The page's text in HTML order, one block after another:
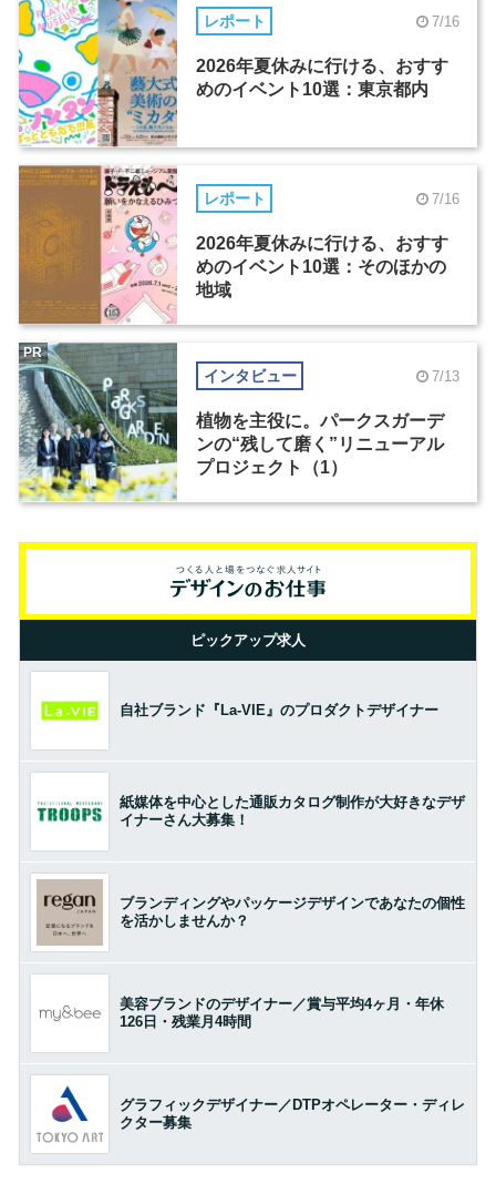
レポート 7/16
2026年夏休みに行ける、おすす
めのイベント10選：東京都内
レポート 7/16
2026年夏休みに行ける、おすす
めのイベント10選：そのほかの
地域
インタビュー 7/13
植物を主役に。パークスガーデ
ンの“残して磨く”リニューアル
プロジェクト（1）
PR
ピックアップ求人
自社ブランド『La-VIE』のプロダクトデザイナー
紙媒体を中心とした通販カタログ制作が大好きなデザ
イナーさん大募集！
ブランディングやパッケージデザインであなたの個性
を活かしませんか？
美容ブランドのデザイナー／賞与平均4ヶ月・年休
126日・残業月4時間
グラフィックデザイナー／DTPオペレーター・ディレ
クター募集